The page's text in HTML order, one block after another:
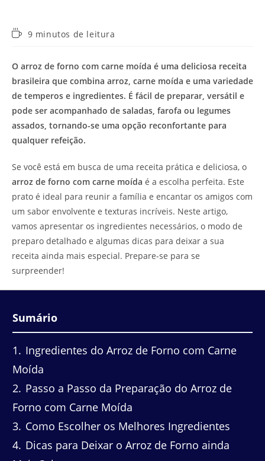
Tempo9 minutos de leitura
O arroz de forno com carne moída é uma deliciosa receita
brasileira que combina arroz, carne moída e uma variedade
de temperos e ingredientes. É fácil de preparar, versátil e
pode ser acompanhado de saladas, farofa ou legumes
assados, tornando-se uma opção reconfortante para
qualquer refeição.
Se você está em busca de uma receita prática e deliciosa, o
arroz de forno com carne moída é a escolha perfeita. Este
prato é ideal para reunir a família e encantar os amigos com
um sabor envolvente e texturas incríveis. Neste artigo,
vamos apresentar os ingredientes necessários, o modo de
preparo detalhado e algumas dicas para deixar a sua
receita ainda mais especial. Prepare-se para se
surpreender!
Sumário
1
Ingredientes do Arroz de Forno com Carne
Moída
2 Passo a Passo da Preparação do Arroz de
Forno com Carne Moída
3 Como Escolher os Melhores Ingredientes
4 Dicas para Deixar o Arroz de Forno ainda